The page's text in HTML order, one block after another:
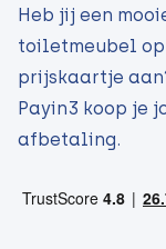
Heb jij een
toiletmeubel op
prijskaartje
Payin3 koop je
afbetaling.